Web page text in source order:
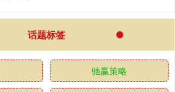
话题标签
驰赢策略